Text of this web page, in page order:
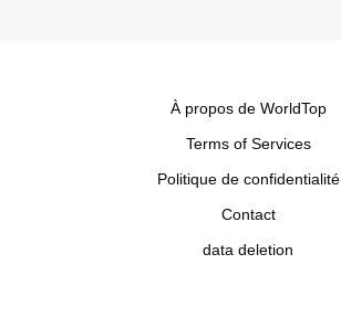
À propos de WorldTop
Terms of Services
Politique de confidentialité
Contact
data deletion